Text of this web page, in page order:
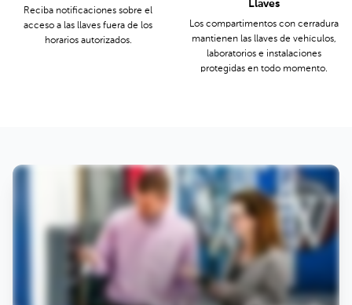
Reciba notificaciones sobre el
acceso a las llaves fuera de los
horarios autorizados.
Llaves
Los compartimentos con cerradura
mantienen las llaves de vehículos,
laboratorios e instalaciones
protegidas en todo momento.